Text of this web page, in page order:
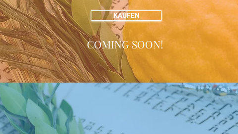
KAUFEN
COMING SOON!